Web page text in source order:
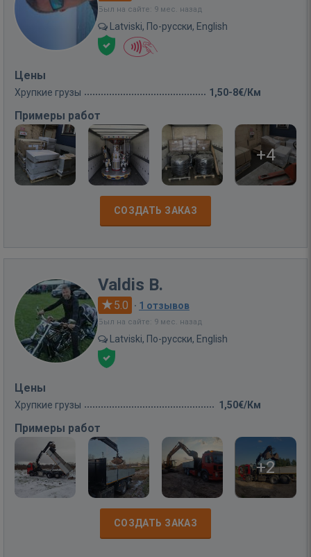
Был на сайте: 9 мес. назад
Latviski, По-русски, English
Цены
Хрупкие грузы 1,50-8€/Км
Примеры работ
+4
СОЗДАТЬ ЗАКАЗ
Valdis B.
5.0 · 1 отзывов
Был на сайте: 9 мес. назад
Latviski, По-русски, English
Цены
Хрупкие грузы 1,50€/Км
Примеры работ
+2
СОЗДАТЬ ЗАКАЗ